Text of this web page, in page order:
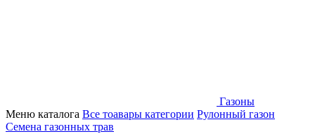
Газоны
Меню каталога Все тоавары категории Рулонный газон
Семена газонных трав